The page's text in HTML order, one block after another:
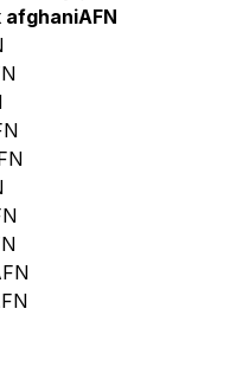
afghaniAFN